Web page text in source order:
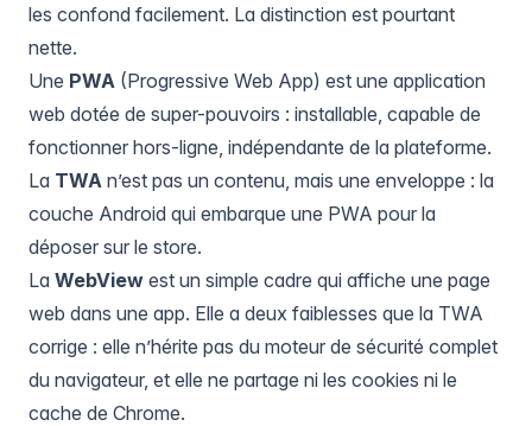
les confond facilement. La distinction est pourtant
nette.
Une PWA (Progressive Web App) est une application
web dotée de super-pouvoirs : installable, capable de
fonctionner hors-ligne, indépendante de la plateforme.
La TWA n’est pas un contenu, mais une enveloppe : la
couche Android qui embarque une PWA pour la
déposer sur le store.
La WebView est un simple cadre qui affiche une page
web dans une app. Elle a deux faiblesses que la TWA
corrige : elle n’hérite pas du moteur de sécurité complet
du navigateur, et elle ne partage ni les cookies ni le
cache de Chrome.